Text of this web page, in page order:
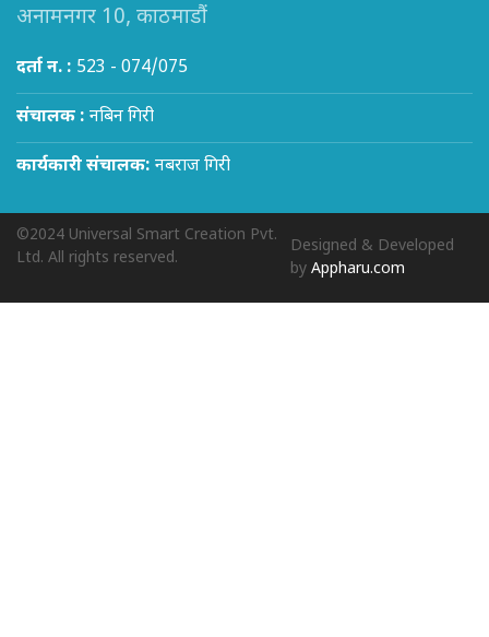
अनामनगर 10, काठमाडौं
दर्ता न. : 523 - 074/075
संचालक : नबिन गिरी
कार्यकारी संचालक: नबराज गिरी
©2024 Universal Smart Creation Pvt.
Ltd. All rights reserved.
Designed & Developed
byAppharu.com